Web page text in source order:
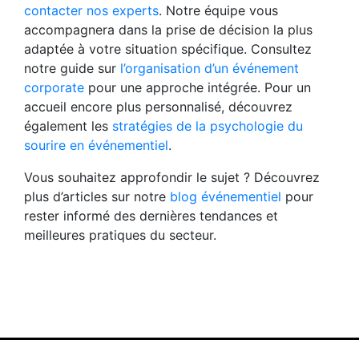
contacter nos experts. Notre équipe vous
accompagnera dans la prise de décision la plus
adaptée à votre situation spécifique. Consultez
notre guide sur l’organisation d’un événement
corporate pour une approche intégrée. Pour un
accueil encore plus personnalisé, découvrez
également les stratégies de la psychologie du
sourire en événementiel.
Vous souhaitez approfondir le sujet ? Découvrez
plus d’articles sur notre blog événementiel pour
rester informé des dernières tendances et
meilleures pratiques du secteur.